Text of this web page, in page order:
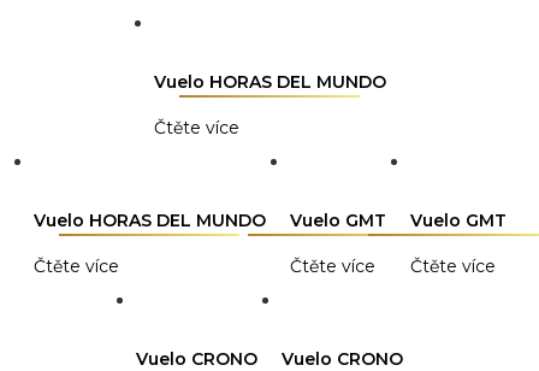
Vuelo HORAS DEL MUNDO
Čtěte více
Vuelo HORAS DEL MUNDO
Čtěte více
Vuelo GMT
Čtěte více
Vuelo GMT
Čtěte více
Vuelo CRONO Vuelo CRONO